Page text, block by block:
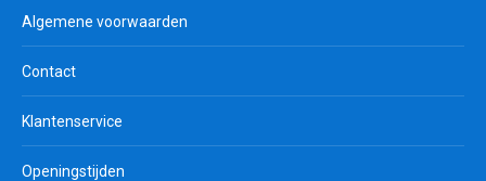
Algemene voorwaarden
Contact
Klantenservice
Openingstijden